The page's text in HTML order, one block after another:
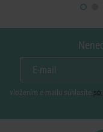
vložením e-mailu súhlasíte so